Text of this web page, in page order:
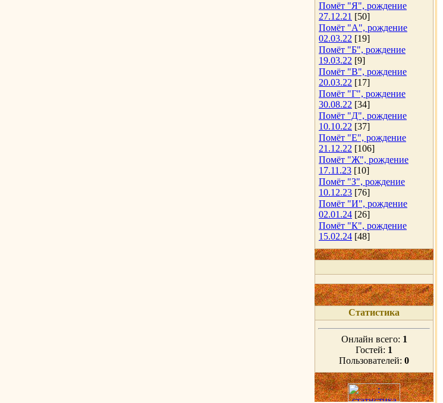
Помёт "Я", рождение
27.12.21 [50]
Помёт "А", рождение
02.03.22 [19]
Помёт "Б", рождение
19.03.22 [9]
Помёт "В", рождение
20.03.22 [17]
Помёт "Г", рождение
30.08.22 [34]
Помёт "Д", рождение
10.10.22 [37]
Помёт "Е", рождение
21.12.22 [106]
Помёт "Ж", рождение
17.11.23 [10]
Помёт "З", рождение
10.12.23 [76]
Помёт "И", рождение
02.01.24 [26]
Помёт "К", рождение
15.02.24 [48]
Статистика
Онлайн всего: 1
Гостей: 1
Пользователей: 0